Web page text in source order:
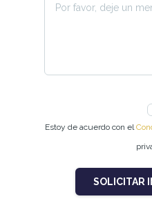
Estoy de acuerdo con el
SOLICITAR